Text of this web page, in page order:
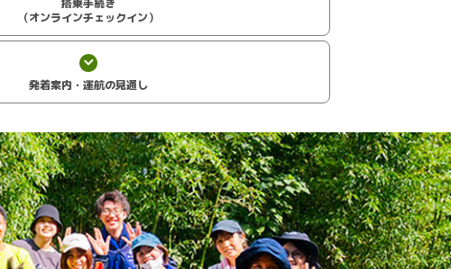
（オンラインチェックイン）
発着案内・運航の見通し